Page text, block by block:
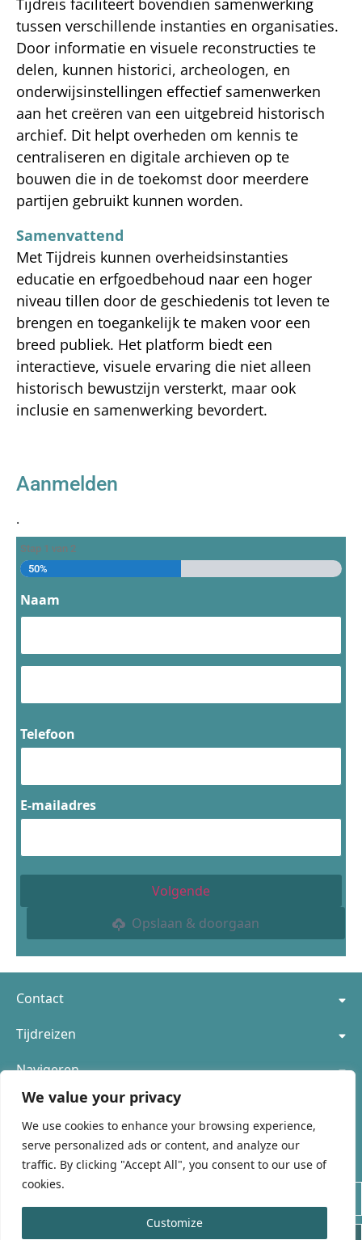
We value your privacy
We use cookies to enhance your browsing experience,
serve personalized ads or content, and analyze our
traffic. By clicking "Accept All", you consent to our use of
cookies.
Customize
Tijdreis faciliteert bovendien samenwerking
tussen verschillende instanties en organisaties.
Door informatie en visuele reconstructies te
delen, kunnen historici, archeologen, en
onderwijsinstellingen effectief samenwerken
aan het creëren van een uitgebreid historisch
archief. Dit helpt overheden om kennis te
centraliseren en digitale archieven op te
bouwen die in de toekomst door meerdere
partijen gebruikt kunnen worden.
Samenvattend
Met Tijdreis kunnen overheidsinstanties
educatie en erfgoedbehoud naar een hoger
niveau tillen door de geschiedenis tot leven te
brengen en toegankelijk te maken voor een
breed publiek. Het platform biedt een
interactieve, visuele ervaring die niet alleen
historisch bewustzijn versterkt, maar ook
inclusie en samenwerking bevordert.
Aanmelden
.
Stap 1 van 2
50%
Naam
Telefoon
E-mailadres
Volgende
Opslaan & doorgaan
Contact
Tijdreizen
Navigeren
Blijf op de hoogte van nieuwe Beyond Time experiences!